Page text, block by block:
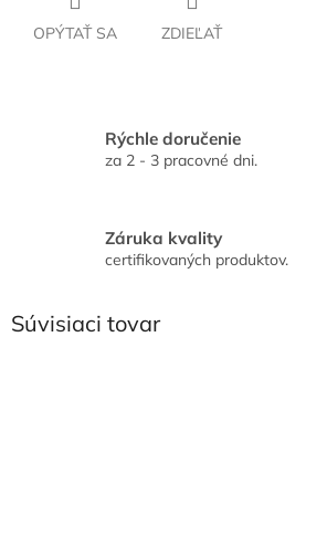
OPÝTAŤ SA ZDIEĽAŤ
Rýchle doručenie
za 2 - 3 pracovné dni.
Záruka kvality
certifikovaných produktov.
Súvisiaci tovar